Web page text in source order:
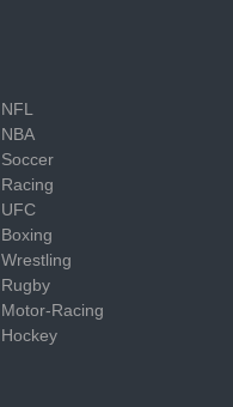
NFL
NBA
Soccer
Racing
UFC
Boxing
Wrestling
Rugby
Motor-Racing
Hockey